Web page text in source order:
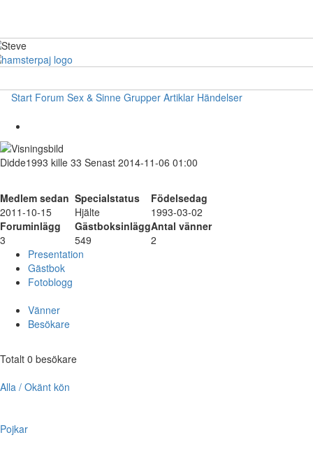
Start Forum Sex & Sinne Grupper Artiklar Händelser
Didde1993 kille 33 Senast 2014-11-06 01:00
Medlem sedan Specialstatus
Födelsedag
2011-10-15
Hjälte
1993-03-02
Foruminlägg
GästboksinläggAntal vänner
3
549
2
Presentation
Gästbok
Fotoblogg
Vänner
Besökare
Totalt 0 besökare
Alla / Okänt kön
Pojkar